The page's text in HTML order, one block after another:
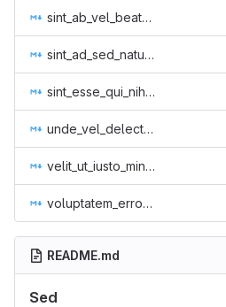
sint_ab_vel_beatae_tenetur_at_est_2.md
sint_ad_sed_natus_ea_quis_excepturi_1.md
sint_esse_qui_nihil_et_tempora_voluptatem_1.md
unde_vel_delectus_deserunt_sit_omnis_dolorem_0.md
velit_ut_iusto_minus_non_reprehenderit_sed_2.md
voluptatem_error_veniam_molestiae_odio_qui_et_3.md
README.md
Sed